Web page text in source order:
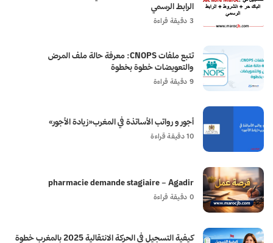
الرابط الرسمي
3 دقيقة قراءة
تتبع ملفات CNOPS: معرفة حالة ملف المرض
والتعويضات خطوة بخطوة
9 دقيقة قراءة
أجور و رواتب الأساتذة في المغرب«زيادة الأجور»
10 دقيقة قراءة
pharmacie demande stagiaire – Agadir
0 دقيقة قراءة
كيفية التسجيل في الحركة الانتقالية 2025 بالمغرب خطوة